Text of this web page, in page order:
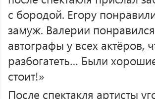
с бородой. Егору
замуж. Валерии
автографы у всех актёров,
разбогатеть… Были
стоит!»
После спектакля артисты